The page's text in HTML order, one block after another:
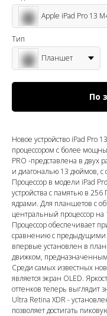
Apple iPad Pro 13
Тип
Планшет
По
Новое устройство iPad Pro
процессором с более
PRO -представлена в двух
и диагональю 13 дюймов, с
Процессор в модели iPad
устройства с памятью в 256
ядрами. Для планшетов с
центральный процессор на
Процессор обеспечивает
сравнению с предыдущими
впервые установлен в
движком, предназначенным
Среди самых известных
является экран OLED.
оттенков теперь выглядит
Ultra Retina XDR -
позволяет достигать